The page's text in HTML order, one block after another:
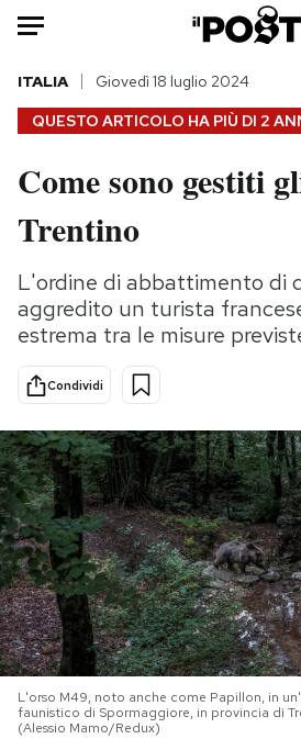
HOME
Italia
Politica
Tecnologia
Internet
Scienza
Cultura
Economia
Sport
PODCAST
NEWSLETTER
I MIEI PREFERITI
QUESTO ARTICOLO HA PIÙ DI 2
ITALIA Giovedì 18 luglio 2024
Come sono gestiti
Trentino
L'ordine di abbattimento di
aggredito un turista
estrema tra le misure
Condividi
L'orso M49, noto anche come Papillon, in
faunistico di Spormaggiore, in provincia di
(Alessio Mamo/Redux)